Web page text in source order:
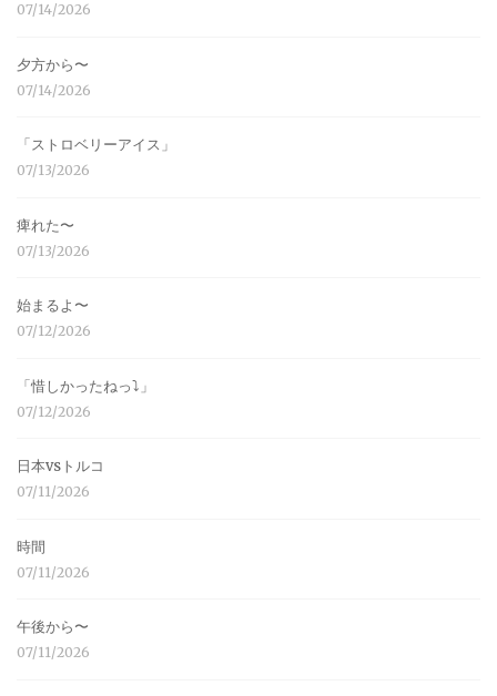
07/14/2026
夕方から〜
07/14/2026
「ストロベリーアイス」
07/13/2026
痺れた〜
07/13/2026
始まるよ〜
07/12/2026
「惜しかったねっ⤵︎」
07/12/2026
日本vsトルコ
07/11/2026
時間
07/11/2026
午後から〜
07/11/2026